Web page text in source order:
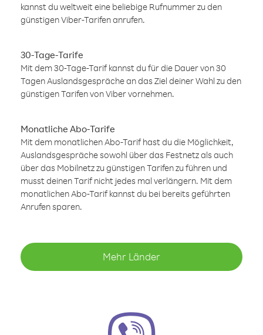
kannst du weltweit eine beliebige Rufnummer zu den
günstigen Viber-Tarifen anrufen.
30-Tage-Tarife
Mit dem 30-Tage-Tarif kannst du für die Dauer von 30
Tagen Auslandsgespräche an das Ziel deiner Wahl zu den
günstigen Tarifen von Viber vornehmen.
Monatliche Abo-Tarife
Mit dem monatlichen Abo-Tarif hast du die Möglichkeit,
Auslandsgespräche sowohl über das Festnetz als auch
über das Mobilnetz zu günstigen Tarifen zu führen und
musst deinen Tarif nicht jedes mal verlängern. Mit dem
monatlichen Abo-Tarif kannst du bei bereits geführten
Anrufen sparen.
Mehr Länder